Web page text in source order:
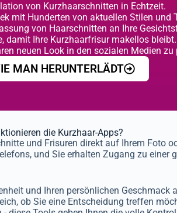
von Kurzhaarschnitten in Echtzeit.
mit Hunderten von aktuellen Stilen und
von Haarschnitten an Ihre
damit Ihre Kurzhaarfrisur makellos bleibt.
neuen Look in den sozialen Medien zu
MAN HERUNTERLÄDT
die Kurzhaar-Apps?
und Frisuren direkt auf Ihrem Foto
und Sie erhalten Zugang zu
und Ihren persönlichen
ob Sie eine Entscheidung treffen